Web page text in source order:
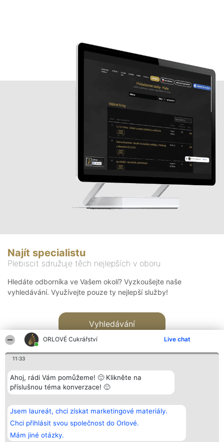
ORLOVÉ Cukrářství Live chat
11:33
Ahoj, rádi Vám pomůžeme! 🙂 Klikněte na
příslušnou téma konverzace! 🙂
Jsem laureát, chci získat marketingové materiály.
Chci přihlásit svou společnost do Orlové.
Mám jiné otázky.
Najít specialistu
Plebiscit sdružuje těch nejlepších v oboru
Hledáte odborníka ve Vašem okolí? Vyzkoušejte naše
vyhledávání. Využívejte pouze ty nejlepší služby!
Vyhledávání
Bright Side Solutions sp. z o.
o. sp. k.
ul. Ruska 22
Wrocław 50-079
KRS 0000749100 | Regon
Vítězové
Seznam všech
laureátů
Zásady
Kontakt